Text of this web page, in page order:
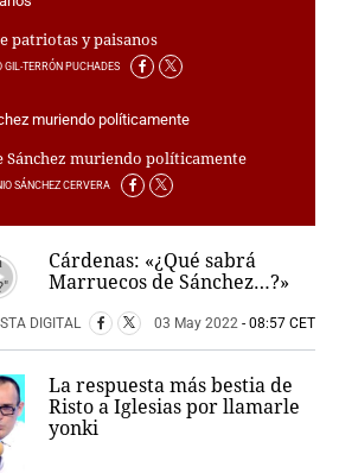
patriotas y paisanos
GIL-TERRÓN PUCHADES
Sánchez muriendo políticamente
SÁNCHEZ CERVERA
Cárdenas: «¿Qué sabrá
Marruecos de Sánchez…?»
DIGITAL 03 May 2022 - 08:57 CET
La respuesta más bestia de
Risto a Iglesias por llamarle
yonki